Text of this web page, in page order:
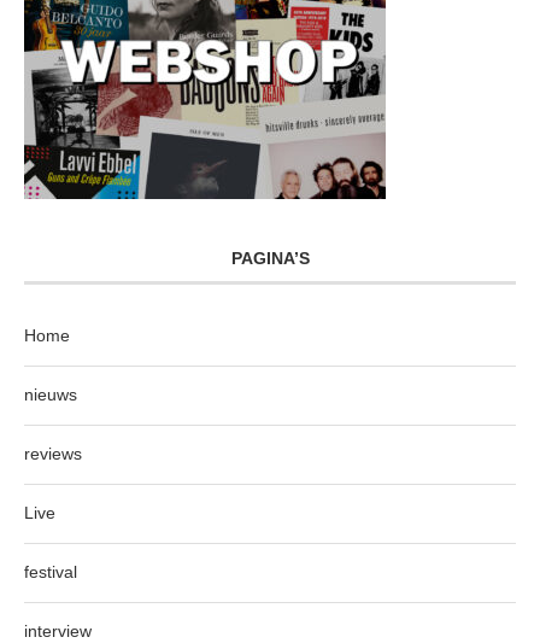
PAGINA’S
Home
nieuws
reviews
Live
festival
interview